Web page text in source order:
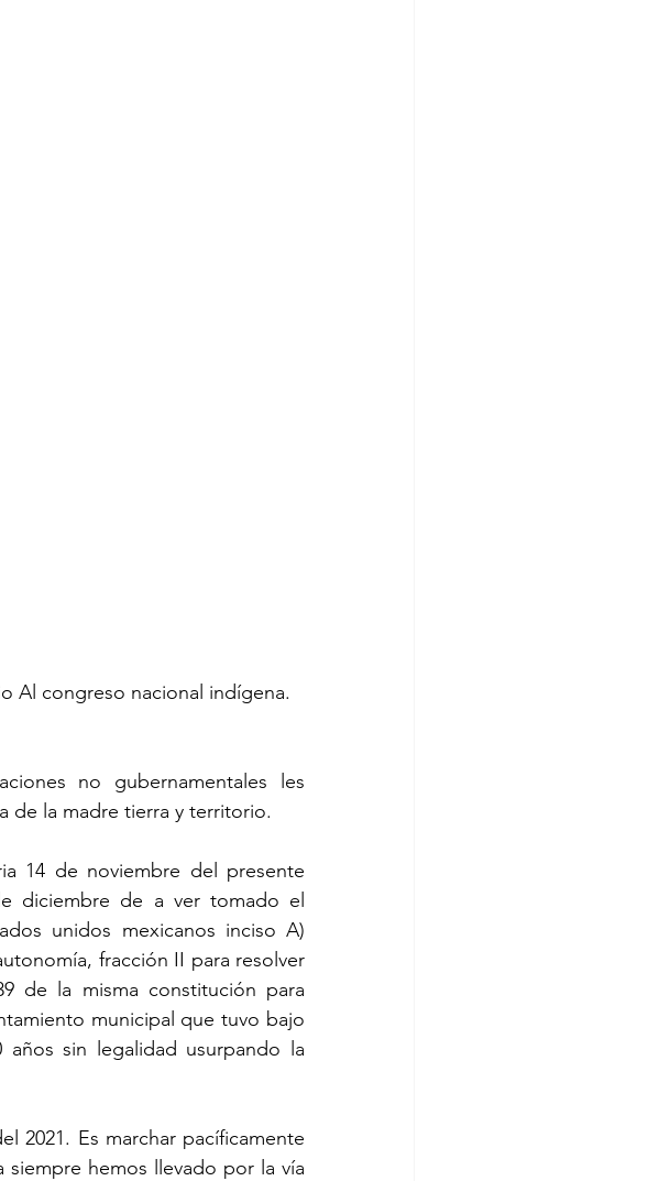
Al congreso nacional indígena.
no gubernamentales les
de la madre tierra y territorio.
14 de noviembre del presente
diciembre de a ver tomado el
unidos mexicanos inciso A)
fracción II para resolver
de la misma constitución para
municipal que tuvo bajo
sin legalidad usurpando la
2021. Es marchar pacíficamente
siempre hemos llevado por la vía